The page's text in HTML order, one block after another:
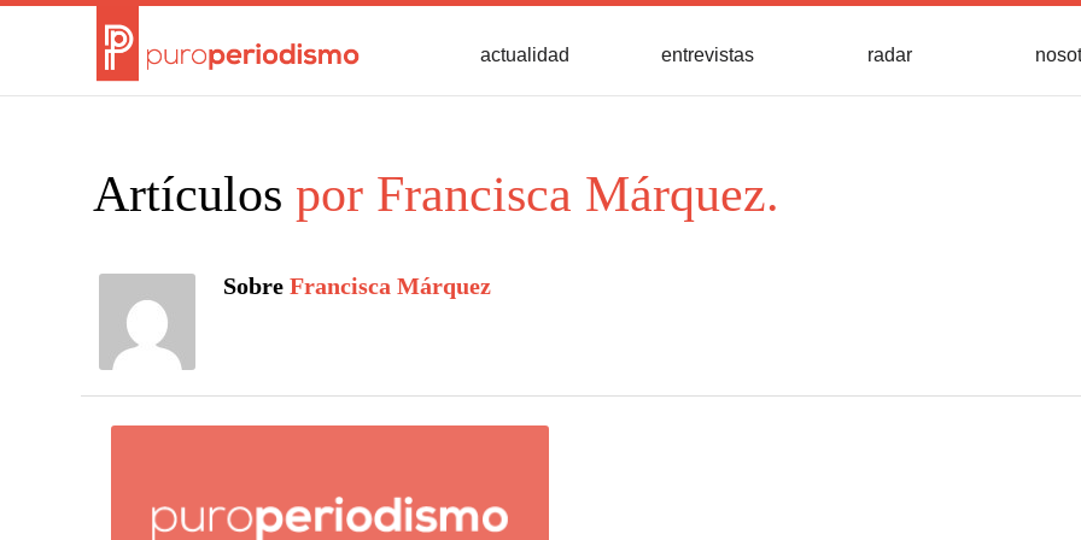
actualidad entrevistas radar
Artículos por Francisca Márquez.
SobreFrancisca Márquez